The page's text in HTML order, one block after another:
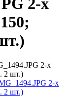
2-х
2-х
2 шт.)